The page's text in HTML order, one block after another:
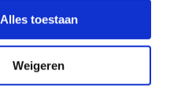
Alles toestaan
Weigeren